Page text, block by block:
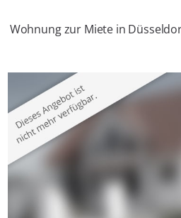
Wohnung zur Miete in